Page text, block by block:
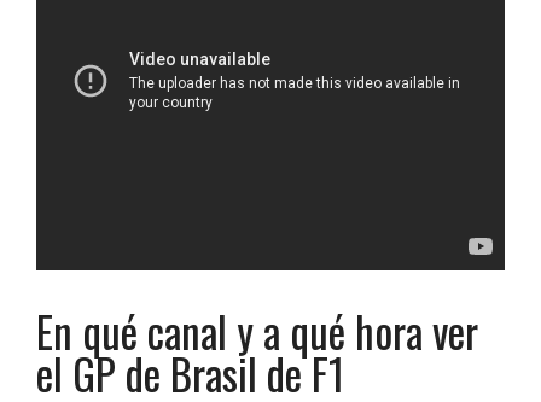
En qué canal y a qué hora ver
el GP de Brasil de F1